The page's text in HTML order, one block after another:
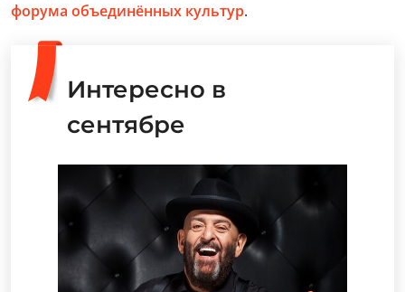
форума объединённых культур.
Интересно в
сентябре